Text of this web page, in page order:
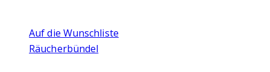
Auf die Wunschliste
Räucherbündel